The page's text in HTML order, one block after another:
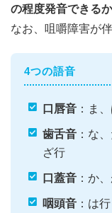
の程度発音できるか
なお、咀嚼障害が
4つの語音
口唇音 ：ま
歯舌音 ：な
ざ行
口蓋音 ：か
咽頭音 ：は行